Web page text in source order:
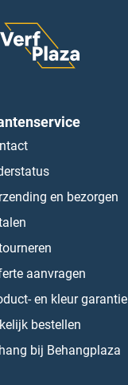
en bezorgen
aanvragen
en kleur garantie
bestellen
bij Behangplaza